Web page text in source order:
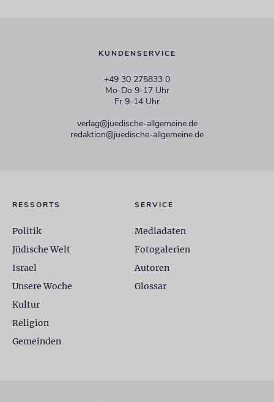
KUNDENSERVICE
+49 30 275833 0
Mo-Do 9-17 Uhr
Fr 9-14 Uhr
verlag@juedische-allgemeine.de
redaktion@juedische-allgemeine.de
RESSORTS
Politik
Jüdische Welt
Israel
Unsere Woche
Kultur
Religion
Gemeinden
SERVICE
Mediadaten
Fotogalerien
Autoren
Glossar